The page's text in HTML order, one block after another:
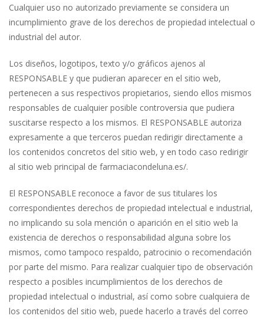
Cualquier uso no autorizado previamente se considera un
incumplimiento grave de los derechos de propiedad intelectual o
industrial del autor.
Los diseños, logotipos, texto y/o gráficos ajenos al
RESPONSABLE y que pudieran aparecer en el sitio web,
pertenecen a sus respectivos propietarios, siendo ellos mismos
responsables de cualquier posible controversia que pudiera
suscitarse respecto a los mismos. El RESPONSABLE autoriza
expresamente a que terceros puedan redirigir directamente a
los contenidos concretos del sitio web, y en todo caso redirigir
al sitio web principal de farmaciacondeluna.es/.
El RESPONSABLE reconoce a favor de sus titulares los
correspondientes derechos de propiedad intelectual e industrial,
no implicando su sola mención o aparición en el sitio web la
existencia de derechos o responsabilidad alguna sobre los
mismos, como tampoco respaldo, patrocinio o recomendación
por parte del mismo. Para realizar cualquier tipo de observación
respecto a posibles incumplimientos de los derechos de
propiedad intelectual o industrial, así como sobre cualquiera de
los contenidos del sitio web, puede hacerlo a través del correo